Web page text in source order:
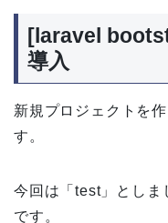
[laravel
導入
新規プロジェクトを
す。
今回は「test」としま
です。